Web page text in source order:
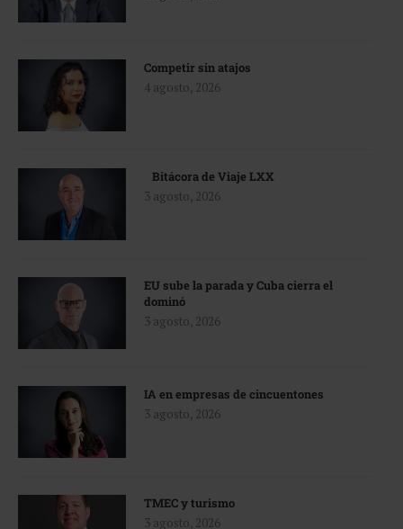
Competir sin atajos
4 agosto, 2026
Bitácora de Viaje LXX
3 agosto, 2026
EU sube la parada y Cuba cierra el
dominó
3 agosto, 2026
IA en empresas de cincuentones
3 agosto, 2026
TMEC y turismo
3 agosto, 2026